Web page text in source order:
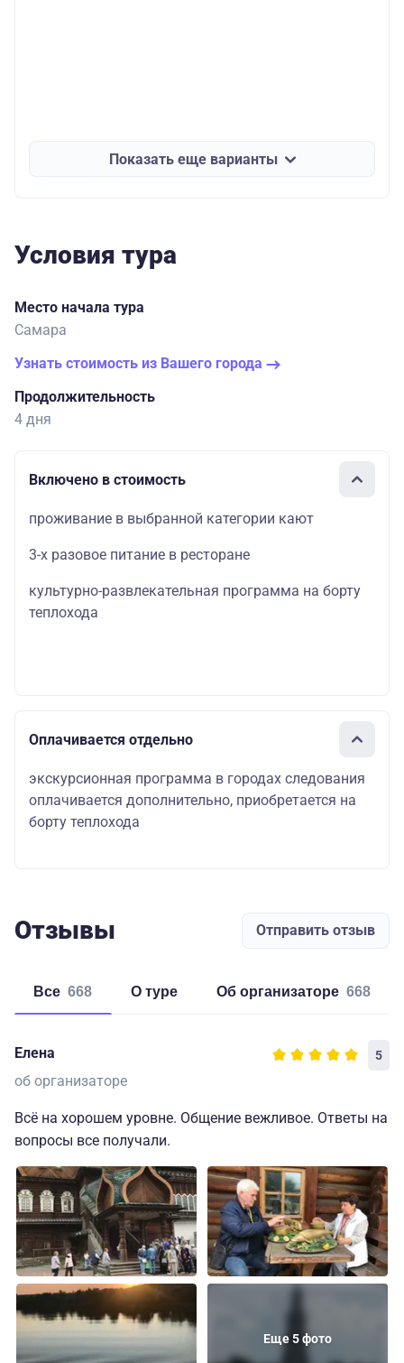
Показать еще варианты
Условия тура
Место начала тура
Самара
Узнать стоимость из Вашего города
Продолжительность
4 дня
Включено в стоимость
проживание в выбранной категории кают
3-х разовое питание в ресторане
культурно-развлекательная программа на борту
теплохода
Оплачивается отдельно
экскурсионная программа в городах следования
оплачивается дополнительно, приобретается на
борту теплохода
Отзывы Отправить отзыв
Все 668 о туре об организаторе 668
Елена 5
об организаторе
Всё на хорошем уровне. Общение вежливое. Ответы на
вопросы все получали.
Еще 5 фото